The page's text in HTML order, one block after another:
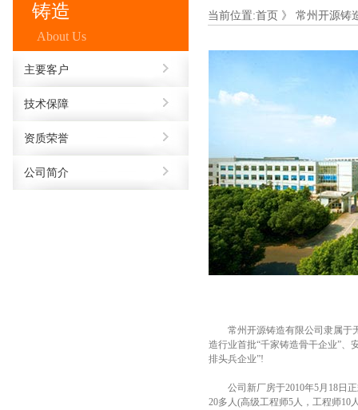
铸造
About Us
主要客户
技术保障
资质荣誉
公司简介
当前位置:首页 》 常州开源铸
常州开源铸造有限公司隶属于无
造行业首批“千家铸造骨干企业”、
排头兵企业”!
公司新厂房于2010年5月18日正
20多人(高级工程师5人，工程师10